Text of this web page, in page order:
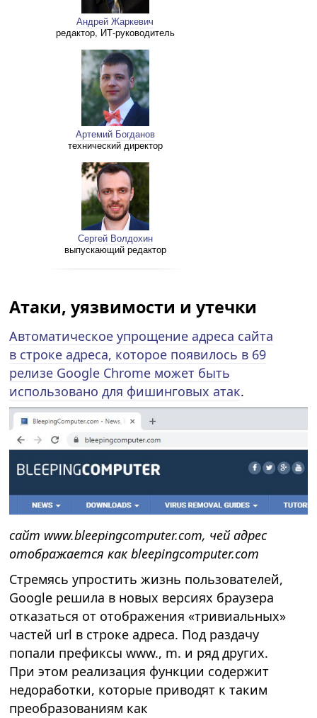
Андрей Жаркевич
редактор, ИТ-руководитель
Артемий Богданов
технический директор
Сергей Волдохин
выпускающий редактор
Атаки, уязвимости и утечки
Автоматическое упрощение адреса сайта
в строке адреса, которое появилось в 69
релизе Google Chrome может быть
использовано для фишинговых атак.
сайт www.bleepingcomputer.com, чей адрес
отображается как bleepingcomputer.com
Стремясь упростить жизнь пользователей,
Google решила в новых версиях браузера
отказаться от отображения «тривиальных»
частей url в строке адреса. Под раздачу
попали префиксы www., m. и ряд других.
При этом реализация функции содержит
недоработки, которые приводят к таким
преобразованиям как